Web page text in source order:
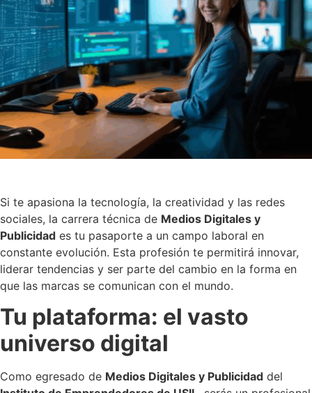
Si te apasiona la tecnología, la creatividad y las redes
sociales, la carrera técnica de Medios Digitales y
Publicidad es tu pasaporte a un campo laboral en
constante evolución. Esta profesión te permitirá innovar,
liderar tendencias y ser parte del cambio en la forma en
que las marcas se comunican con el mundo.
Tu plataforma: el vasto
universo digital
Como egresado de Medios Digitales y Publicidad del